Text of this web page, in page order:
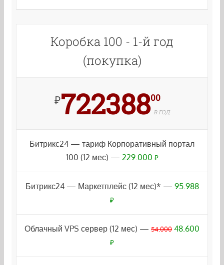
Коробка 100 - 1-й год
(покупка)
₽72238800
В ГОД
Битрикс24 — тариф Корпоративный портал
100 (12 мес) — 229.000 ₽
Битрикс24 — Маркетплейс (12 мес)* — 95.988
₽
Облачный VPS сервер (12 мес) — 54.000 48.600
₽